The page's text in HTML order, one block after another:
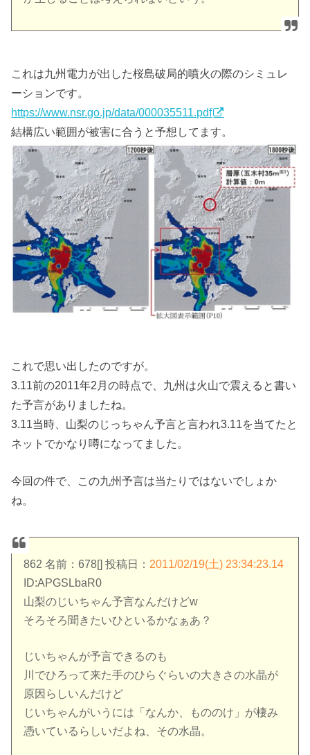
これは九州電力が出した桜島破局的噴火の際のシミュレ
ーションです。
https://www.nsr.go.jp/data/000035511.pdf
結構広い範囲が被害に合うと予想してます。
これで思い出したのですが。
3.11前の2011年2月の時点で、九州は火山で震えると書い
た予言がありましたね。
3.11当時、山梨のじっちゃん予言と言われ3.11を当てたと
ネットでかなり噂になってました。
今回の件で、この九州予言は当たりではないでしょか
ね。
862 名前：678[] 投稿日： 2011/02/19(土) 23:34:23.14
ID:APGSLbaR0
山梨のじいちゃん予言なんだけどw
そろそろ聞きたいひといるかなぁあ？
じいちゃんが予言できるのも
川でひろって来た手のひらぐらいの大きさの水晶が
原因らしいんだけど
じいちゃんがいうには「なんか、もののけ」が棲み
憑いているらしいだよね、その水晶。